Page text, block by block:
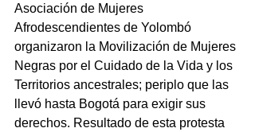
Asociación de Mujeres
Afrodescendientes de Yolombó
organizaron la Movilización de Mujeres
Negras por el Cuidado de la Vida y los
Territorios ancestrales; periplo que las
llevó hasta Bogotá para exigir sus
derechos. Resultado de esta protesta